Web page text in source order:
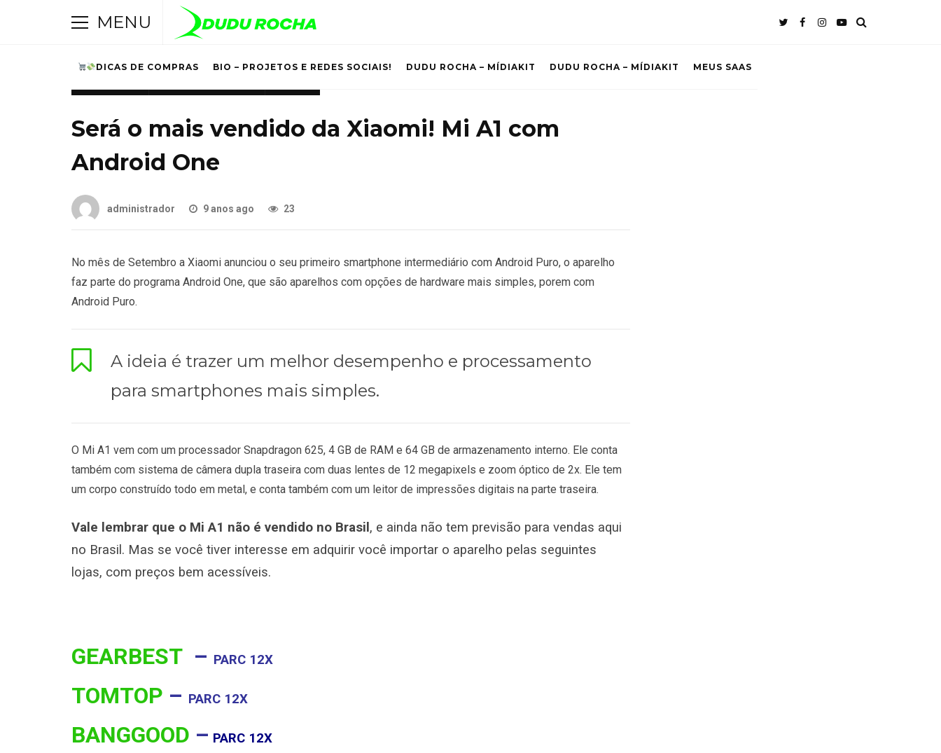
MENU
DICAS DE COMPRAS BIO – PROJETOS E REDES SOCIAIS! DUDU ROCHA – MÍDIAKIT DUDU ROCHA – MÍDIAKIT MEUS SAAS
Será o mais vendido da Xiaomi! Mi A1 com
Android One
administrador 9 anos ago 23
No mês de Setembro a Xiaomi anunciou o seu primeiro smartphone intermediário com Android Puro, o aparelho
faz parte do programa Android One, que são aparelhos com opções de hardware mais simples, porem com
Android Puro.
A ideia é trazer um melhor desempenho e processamento
para smartphones mais simples.
O Mi A1 vem com um processador Snapdragon 625, 4 GB de RAM e 64 GB de armazenamento interno. Ele conta
também com sistema de câmera dupla traseira com duas lentes de 12 megapixels e zoom óptico de 2x. Ele tem
um corpo construído todo em metal, e conta também com um leitor de impressões digitais na parte traseira.
Vale lembrar que o Mi A1 não é vendido no Brasil , e ainda não tem previsão para vendas aqui
no Brasil. Mas se você tiver interesse em adquirir você importar o aparelho pelas seguintes
lojas, com preços bem acessíveis.
GEARBEST – PARC 12X
TOMTOP – PARC 12X
BANGGOOD – PARC 12X